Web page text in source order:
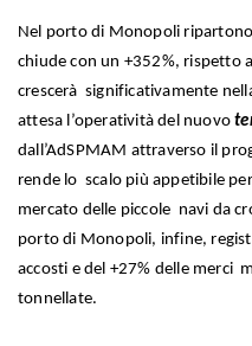
Nel porto di Monopoli
chiude con un +352%, rispetto
crescerà significativamente
attesa l’operatività del nuovo
dall’AdSPMAM attraverso il
rende lo scalo più appetibile
mercato delle piccole navi da
porto di Monopoli, infine,
accosti e del +27% delle merci
tonnellate.